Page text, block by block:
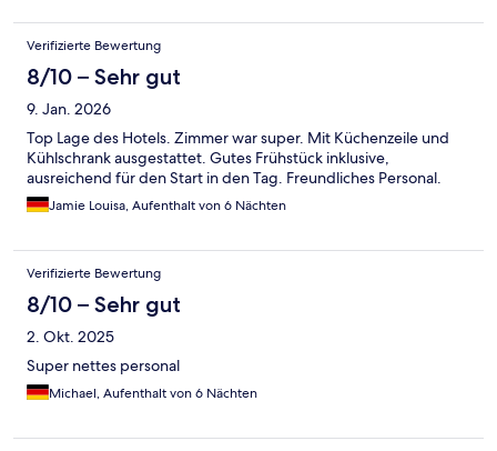
Verifizierte Bewertung
8/10 – Sehr gut
9. Jan. 2026
Top Lage des Hotels. Zimmer war super. Mit Küchenzeile und
Kühlschrank ausgestattet. Gutes Frühstück inklusive,
ausreichend für den Start in den Tag. Freundliches Personal.
Jamie Louisa, Aufenthalt von 6 Nächten
Verifizierte Bewertung
8/10 – Sehr gut
2. Okt. 2025
Super nettes personal
Michael, Aufenthalt von 6 Nächten